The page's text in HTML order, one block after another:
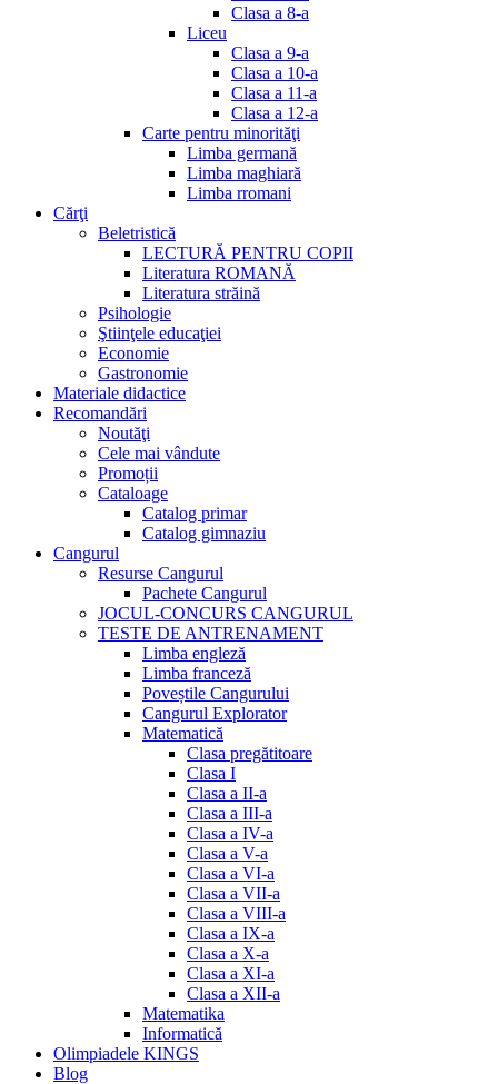
Clasa a 8-a
Liceu
Clasa a 9-a
Clasa a 10-a
Clasa a 11-a
Clasa a 12-a
Carte pentru minorităţi
Limba germană
Limba maghiară
Limba rromani
Cărţi
Beletristică
LECTURĂ PENTRU COPII
Literatura ROMANĂ
Literatura străină
Psihologie
Ştiinţele educaţiei
Economie
Gastronomie
Materiale didactice
Recomandări
Noutăţi
Cele mai vândute
Promoții
Cataloage
Catalog primar
Catalog gimnaziu
Cangurul
Resurse Cangurul
Pachete Cangurul
JOCUL-CONCURS CANGURUL
TESTE DE ANTRENAMENT
Limba engleză
Limba franceză
Poveștile Cangurului
Cangurul Explorator
Matematică
Clasa pregătitoare
Clasa I
Clasa a II-a
Clasa a III-a
Clasa a IV-a
Clasa a V-a
Clasa a VI-a
Clasa a VII-a
Clasa a VIII-a
Clasa a IX-a
Clasa a X-a
Clasa a XI-a
Clasa a XII-a
Matematika
Informatică
Olimpiadele KINGS
Blog